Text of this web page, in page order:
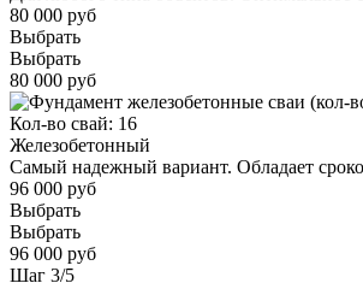
80 000 руб
Выбрать
Выбрать
80 000 руб
Кол-во свай: 16
Железобетонный
Самый надежный вариант. Обладает
96 000 руб
Выбрать
Выбрать
96 000 руб
Шаг 3/5